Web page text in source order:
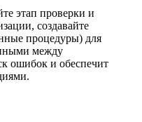
этап проверки и
создавайте
процедуры) для
между
ошибок и обеспечит